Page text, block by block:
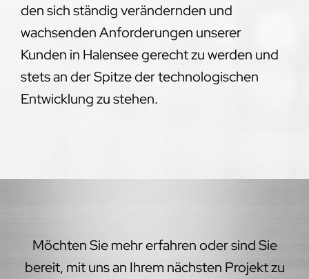
den sich ständig verändernden und
wachsenden Anforderungen unserer
Kunden in Halensee gerecht zu werden und
stets an der Spitze der technologischen
Entwicklung zu stehen.
Möchten Sie mehr erfahren oder sind Sie
bereit, mit uns an Ihrem nächsten Projekt zu